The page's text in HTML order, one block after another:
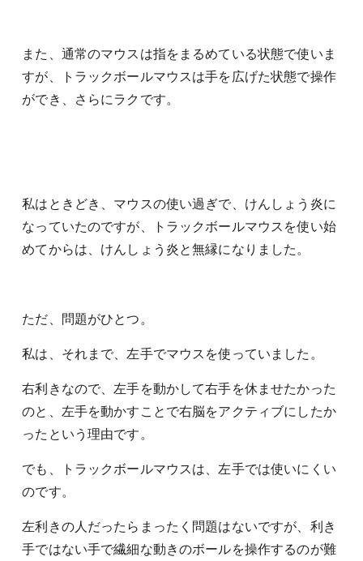
また、通常のマウスは指をまるめている状態で使いま
すが、トラックボールマウスは手を広げた状態で操作
ができ、さらにラクです。
私はときどき、マウスの使い過ぎで、けんしょう炎に
なっていたのですが、トラックボールマウスを使い始
めてからは、けんしょう炎と無縁になりました。
ただ、問題がひとつ。
私は、それまで、左手でマウスを使っていました。
右利きなので、左手を動かして右手を休ませたかった
のと、左手を動かすことで右脳をアクティブにしたか
ったという理由です。
でも、トラックボールマウスは、左手では使いにくい
のです。
左利きの人だったらまったく問題はないですが、利き
手ではない手で繊細な動きのボールを操作するのが難